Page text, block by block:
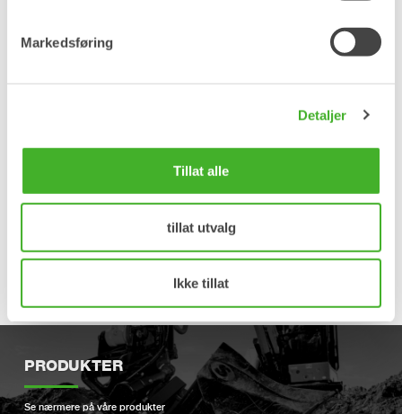
Markedsføring
Detaljer
Tillat alle
tillat utvalg
Ikke tillat
PRODUKTER
Se nærmere på våre produkter